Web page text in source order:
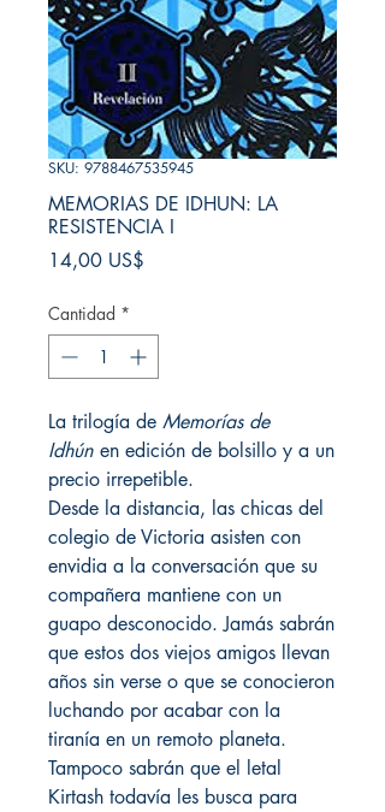
SKU: 9788467535945
MEMORIAS DE IDHUN: LA
RESISTENCIA I
14,00 US$
Cantidad *
La trilogía de Memorías de
Idhún en edición de bolsillo y a un
precio irrepetible.
Desde la distancia, las chicas del
colegio de Victoria asisten con
envidia a la conversación que su
compañera mantiene con un
guapo desconocido. Jamás sabrán
que estos dos viejos amigos llevan
años sin verse o que se conocieron
luchando por acabar con la
tiranía en un remoto planeta.
Tampoco sabrán que el letal
Kirtash todavía les busca para